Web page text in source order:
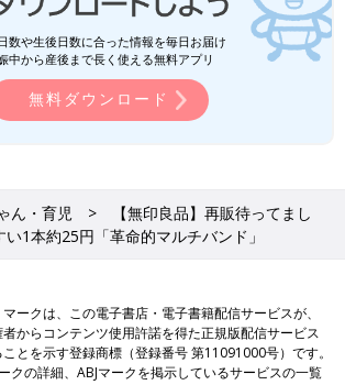
数や生後日数に合った情報を毎日お届け
中から産後まで長く使える無料アプリ
無料ダウンロード
ん・育児
【無印良品】再販待ってまし
1本約25円「革命的マルチバンド」
マークは、この電子書店・電子書籍配信サービスが、
からコンテンツ使用許諾を得た正規版配信サービス
とを示す登録商標（登録番号 第11091000号）です。
クの詳細、ABJマークを掲示しているサービスの一覧